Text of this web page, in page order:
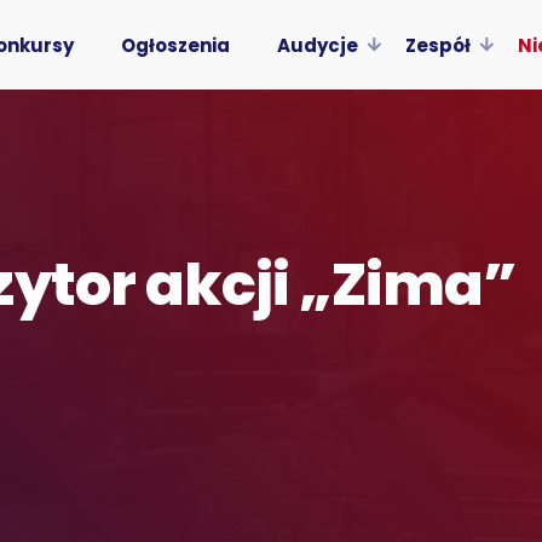
Ogłoszenia Audycje Zespół
akcji „Zima”